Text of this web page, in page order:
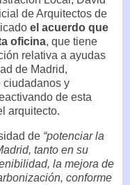
de Arquitectos de
el acuerdo que
oficina, que tiene
relativa a ayudas
de Madrid,
ciudadanos y
de esta
arquitecto.
de “potenciar la
tanto en su
la mejora de
conforme